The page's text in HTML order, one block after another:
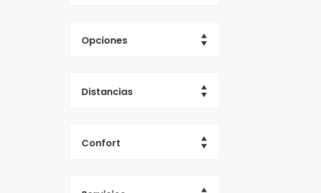
Opciones
Distancias
Confort